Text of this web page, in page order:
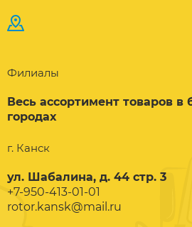
Филиалы
Весь ассортимент товаров
городах
г. Канск
ул. Шабалина, д. 44 стр. 3
+7-950-413-01-01
rotor.kansk@mail.ru